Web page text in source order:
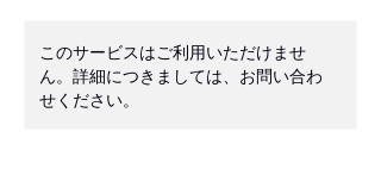
このサービスはご利用いただけませ
ん。詳細につきましては、お問い合わ
せください。